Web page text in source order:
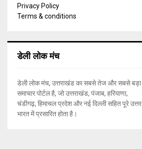
Privacy Policy
Terms & conditions
डेली लोक मंच
डेली लोक मंच, उत्तराखंड का सबसे तेज और सबसे बड़ा
समाचार पोर्टल है, जो उत्तराखंड, पंजाब, हरियाणा,
चंडीगढ़, हिमाचल प्रदेश और नई दिल्ली सहित पूरे उत्तर
भारत में प्रसारित होता है।